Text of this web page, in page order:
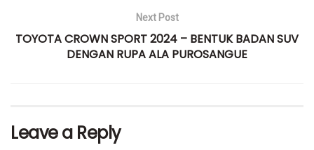
Next Post
TOYOTA CROWN SPORT 2024 – BENTUK BADAN SUV
DENGAN RUPA ALA PUROSANGUE
Leave a Reply